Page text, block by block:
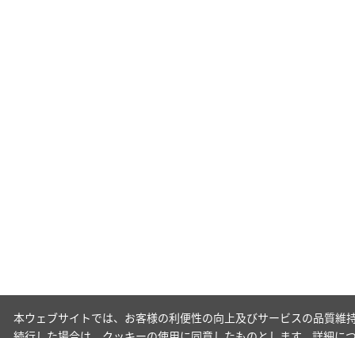
本ウェブサイトでは、お客様の利便性の向上及びサービスの品質